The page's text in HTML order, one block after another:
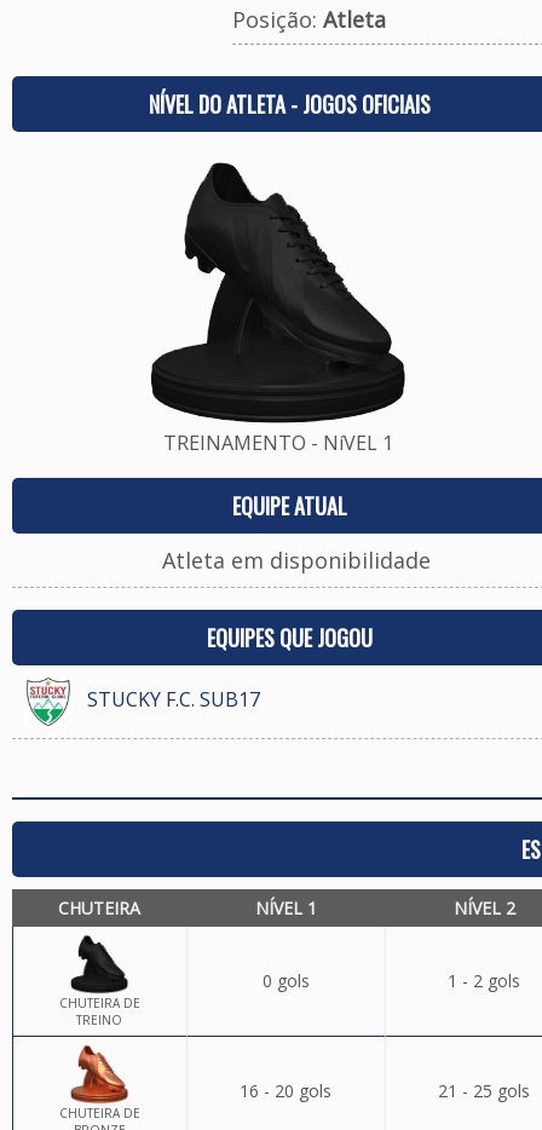
Posição: Atleta
NÍVEL DO ATLETA - JOGOS OFICIAIS
TREINAMENTO - NíVEL 1
EQUIPE ATUAL
Atleta em disponibilidade
EQUIPES QUE JOGOU
STUCKY F.C. SUB17
CHUTEIRA NÍVEL 1 NÍVEL 2
CHUTEIRA DE
TREINO
0 gols 1 - 2 gols
CHUTEIRA DE
16 - 20 gols 21 - 25 gols